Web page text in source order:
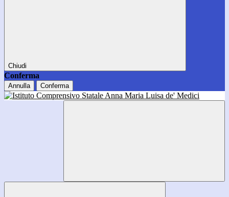
Chiudi
Conferma
Annulla Conferma